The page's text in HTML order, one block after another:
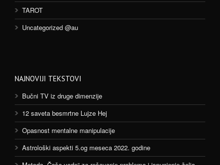
TAROT
Uncategorized @au
NAJNOVIJI TEKSTOVI
Bučni TV iz druge dimenzije
12 saveta besmrtne Lujze Hej
Opasnost mentalne manipulacije
Astrološki aspekti 5.og meseca 2022. godine